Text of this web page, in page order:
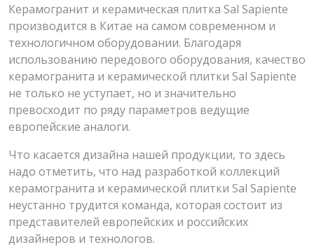
Керамогранит и керамическая плитка Sal Sapiente
производится в Китае на самом современном и
технологичном оборудовании. Благодаря
использованию передового оборудования, качество
керамогранита и керамической плитки Sal Sapiente
не только не уступает, но и значительно
превосходит по ряду параметров ведущие
европейские аналоги.
Что касается дизайна нашей продукции, то здесь
надо отметить, что над разработкой коллекций
керамогранита и керамической плитки Sal Sapiente
неустанно трудится команда, которая состоит из
представителей европейских и российских
дизайнеров и технологов.